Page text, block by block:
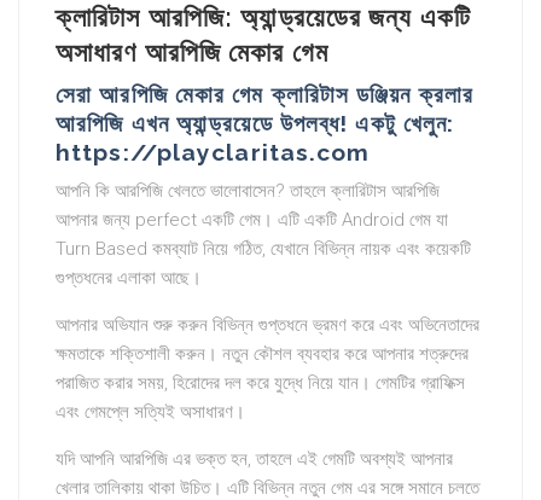
ক্লারিটাস আরপিজি: অ্যান্ড্রয়েডের জন্য একটি
অসাধারণ আরপিজি মেকার গেম
সেরা আরপিজি মেকার গেম ক্লারিটাস ডঞ্জিয়ন ক্রলার
আরপিজি এখন অ্যান্ড্রয়েডে উপলব্ধ! একটু খেলুন:
https://playclaritas.com
আপনি কি আরপিজি খেলতে ভালোবাসেন? তাহলে ক্লারিটাস আরপিজি
আপনার জন্য perfect একটি গেম। এটি একটি Android গেম যা
Turn Based কমব্যাট নিয়ে গঠিত, যেখানে বিভিন্ন নায়ক এবং কয়েকটি
গুপ্তধনের এলাকা আছে।
আপনার অভিযান শুরু করুন বিভিন্ন গুপ্তধনে ভ্রমণ করে এবং অভিনেতাদের
ক্ষমতাকে শক্তিশালী করুন। নতুন কৌশল ব্যবহার করে আপনার শত্রুদের
পরাজিত করার সময়, হিরোদের দল করে যুদ্ধে নিয়ে যান। গেমটির গ্রাফিক্স
এবং গেমপ্লে সত্যিই অসাধারণ।
যদি আপনি আরপিজি এর ভক্ত হন, তাহলে এই গেমটি অবশ্যই আপনার
খেলার তালিকায় থাকা উচিত। এটি বিভিন্ন নতুন গেম এর সঙ্গে সমানে চলতে